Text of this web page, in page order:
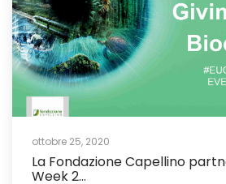
ottobre 25, 2020
La Fondazione Capellino
Week 2...